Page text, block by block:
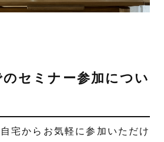
セミナー参加につい
宅からお気軽に参加いただけ